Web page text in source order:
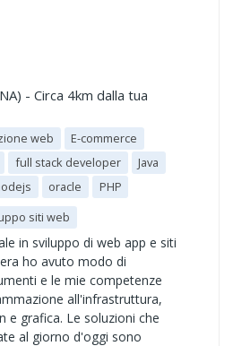
- Circa 4km dalla tua
web
E-commerce
full stack developer
Java
oracle
PHP
siti web
in sviluppo di web app e siti
ho avuto modo di
e le mie competenze
all'infrastruttura,
e grafica. Le soluzioni che
al giorno d'oggi sono